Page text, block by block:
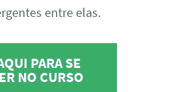
entre elas.
PARA SE
NO CURSO